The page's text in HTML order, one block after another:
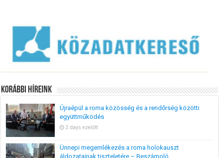
Korábbi Híreink
Újraépül a roma közösség és a rendőrség közötti
együttműködés
2 days ezelőtt
Ünnepi megemlékezés a roma holokauszt
áldozatainak tiszteletére – Beszámoló